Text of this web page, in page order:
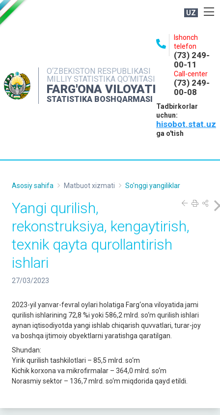
UZ
O‘ZBEKISTON RESPUBLIKASI
MILLIY STATISTIKA QO‘MITASI
FARG'ONA VILOYATI
STATISTIKA BOSHQARMASI
Ishonch
telefon
(73) 249-
00-11
Call-center
(73) 249-
00-08
Tadbirkorlar
uchun:
hisobot.stat.uz
ga o'tish
NASHRLAR
INTERAKTIV XIZMATLAR
MATBUOT XIZMATI
Asosiy sahifa Matbuot xizmati So'nggi yangiliklar
Yangi qurilish,
rekonstruksiya, kengaytirish,
texnik qayta qurollantirish
ishlari
27/03/2023
2023-yil yanvar-fevral oylari holatiga Farg‘ona viloyatida jami
qurilish ishlarining 72,8 %i yoki 586,2 mlrd. so‘m qurilish ishlari
aynan iqtisodiyotda yangi ishlab chiqarish quvvatlari, turar-joy
va boshqa ijtimoiy obyektlarni yaratishga qaratilgan.
Shundan:
Yirik qurilish tashkilotlari – 85,5 mlrd. so‘m
Kichik korxona va mikrofirmalar – 364,0 mlrd. so‘m
Norasmiy sektor – 136,7 mlrd. so‘m miqdorida qayd etildi.